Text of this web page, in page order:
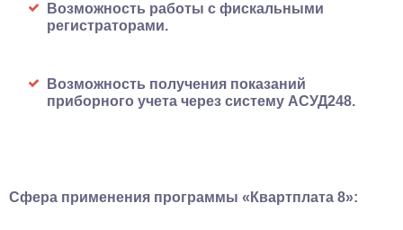
Возможность работы с фискальными
регистраторами.
Возможность получения показаний
приборного учета через систему АСУД248.
Сфера применения программы «Квартплата 8»: